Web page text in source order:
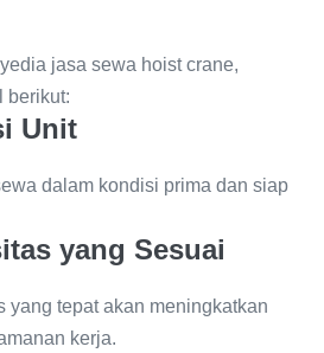
jasa sewa hoist crane,
berikut:
Unit
dalam kondisi prima dan siap
yang Sesuai
yang tepat akan meningkatkan
kerja.